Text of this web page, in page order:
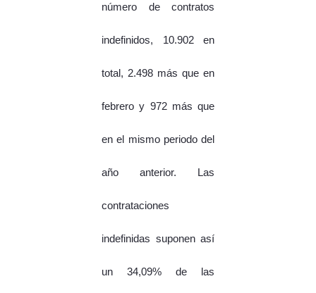
número de contratos
indefinidos, 10.902 en
total, 2.498 más que en
febrero y 972 más que
en el mismo periodo del
año anterior. Las
contrataciones
indefinidas suponen así
un 34,09% de las